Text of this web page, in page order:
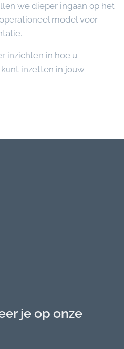
we dieper ingaan op het
model voor
inzichten in hoe u
inzetten in jouw
op onze